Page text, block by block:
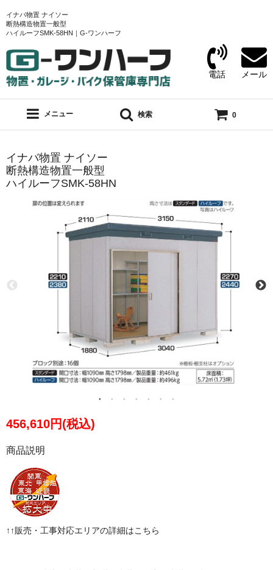
イナバ物置 ナイソー
断熱構造物置一般型
ハイルーフSMK-58HN｜G-ワンハーフ
電話 メール
メニュー 検索 0
イナバ物置 ナイソー
断熱構造物置一般型
ハイルーフSMK-58HN
456,610円(税込)
商品説明
↑↑販売・工事対応エリアの詳細はこちら